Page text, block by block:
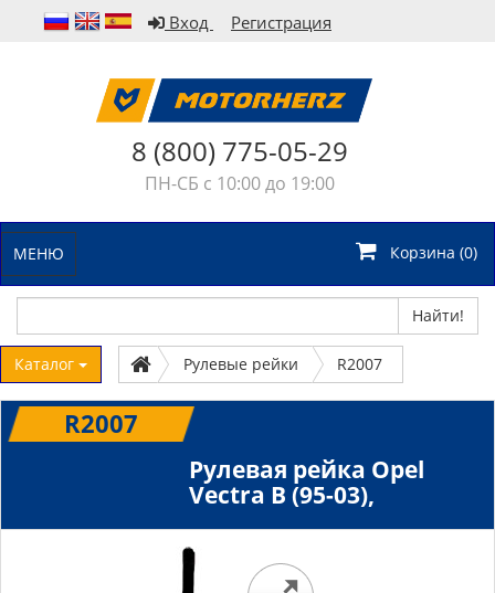
Вход Регистрация
8 (800) 775-05-29
ПН-СБ с 10:00 до 19:00
МЕНЮ Корзина (0)
Найти!
Каталог Рулевые рейки R2007
R2007
Рулевая рейка Opel
Vectra B (95-03),